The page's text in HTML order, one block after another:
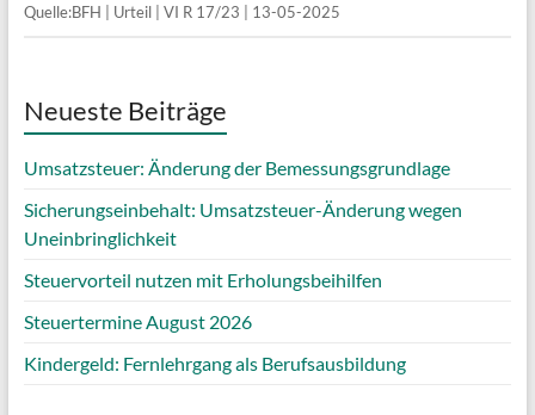
Quelle:BFH | Urteil | VI R 17/23 | 13-05-2025
Neueste Beiträge
Umsatzsteuer: Änderung der Bemessungsgrundlage
Sicherungseinbehalt: Umsatzsteuer-Änderung wegen
Uneinbringlichkeit
Steuervorteil nutzen mit Erholungsbeihilfen
Steuertermine August 2026
Kindergeld: Fernlehrgang als Berufsausbildung